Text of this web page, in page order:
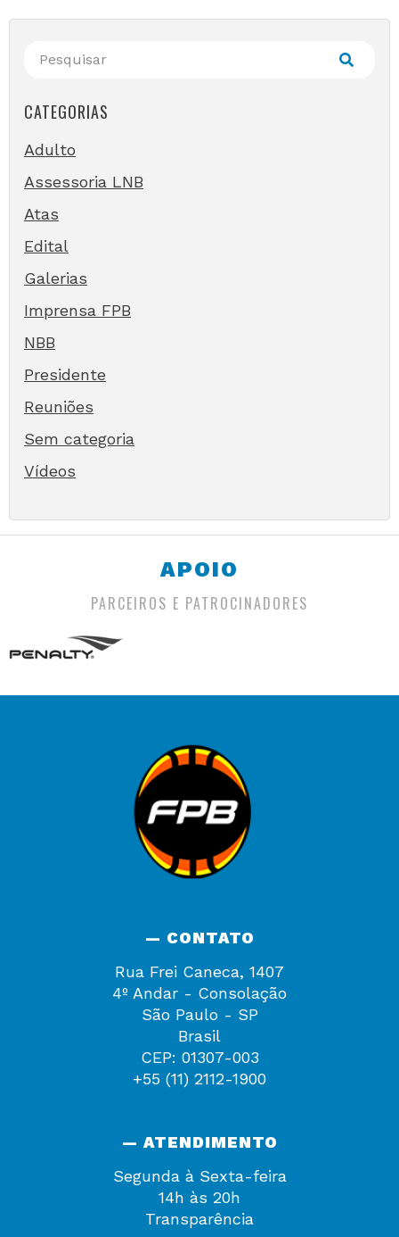
CATEGORIAS
Adulto
Assessoria LNB
Atas
Edital
Galerias
Imprensa FPB
NBB
Presidente
Reuniões
Sem categoria
Vídeos
APOIO
PARCEIROS E PATROCINADORES
— CONTATO
Rua Frei Caneca, 1407
4º Andar - Consolação
São Paulo - SP
Brasil
CEP: 01307-003
+55 (11) 2112-1900
— ATENDIMENTO
Segunda à Sexta-feira
14h às 20h
Transparência